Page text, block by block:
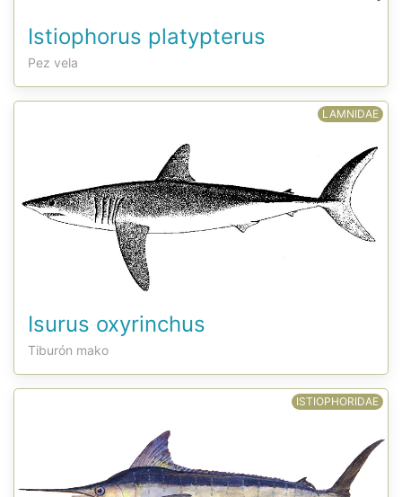
Istiophorus platypterus
Pez vela
LAMNIDAE
Isurus oxyrinchus
Tiburón mako
ISTIOPHORIDAE